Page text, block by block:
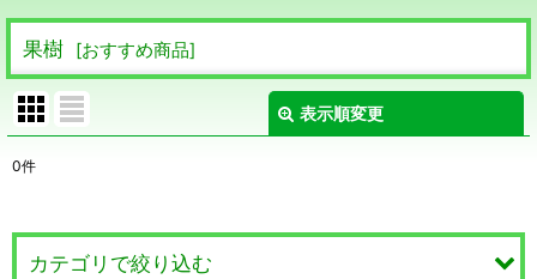
果樹 [おすすめ商品]
表示順変更
表示数
在庫あり
0件
カテゴリで絞り込む